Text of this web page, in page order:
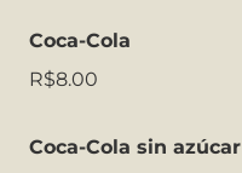
Coca-Cola
R$8.00
Coca-Cola sin azúcar